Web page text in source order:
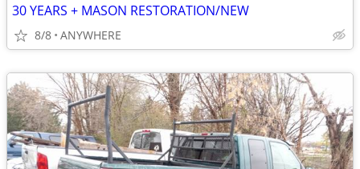
30 YEARS + MASON RESTORATION/NEW
8/8 ANYWHERE